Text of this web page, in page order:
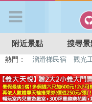
APP登入
首 頁
附近景點 搜尋景
熱門： 溜滑梯民宿 觀光